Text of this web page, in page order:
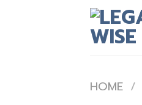
HOME /